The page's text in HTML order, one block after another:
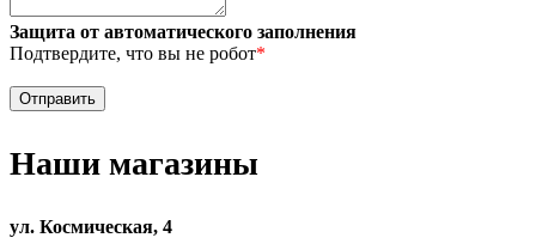
Защита от автоматического заполнения
Подтвердите, что вы не робот*
Наши магазины
ул. Космическая, 4